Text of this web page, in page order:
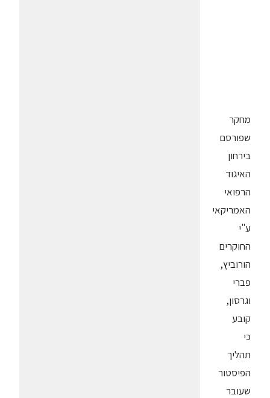
מחקר
שפורסם
בירחון
האיגוד
הרפואי
האמריקאי
ע"י
החוקרים
הורוביץ,
פברי
וגרסון,
קובע
כי
תהליך
הפיסטור
שעובר